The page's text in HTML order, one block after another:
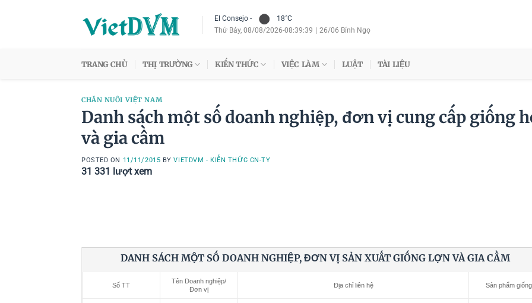
El Consejo-
18°C
Thứ Bảy, 08/08/2026-08:39:40 26/06 Bính Ngọ
TRANG CHỦ THỊ TRƯỜNG KIẾN THỨC VIỆC LÀM LUẬT TÀI LIỆU
CHĂN NUÔI VIỆT NAM
Danh sách một số doanh nghiệp, đơn vị cung cấp giống
và gia cầm
POSTED ON 11/11/2015 BYVIETDVM - KIẾN THỨC CN-TY
31 331 lượt xem
DANH SÁCH MỘT SỐ DOANH NGHIỆP, ĐƠN VỊ SẢN XUẤT GIỐNG LỢN VÀ GIA CẦM
Số TT
Tên Doanh nghiệp/
Đơn vị
Địa chỉ liên hệ Sản phẩm giống